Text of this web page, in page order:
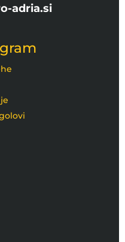
adria.si